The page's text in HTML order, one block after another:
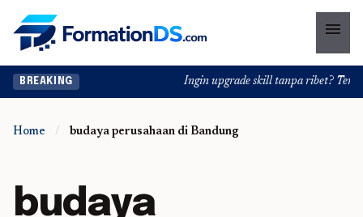
menu
BREAKING Ingin upgrade skill tanpa ribet?
Home / budaya perusahaan di Bandung
budaya